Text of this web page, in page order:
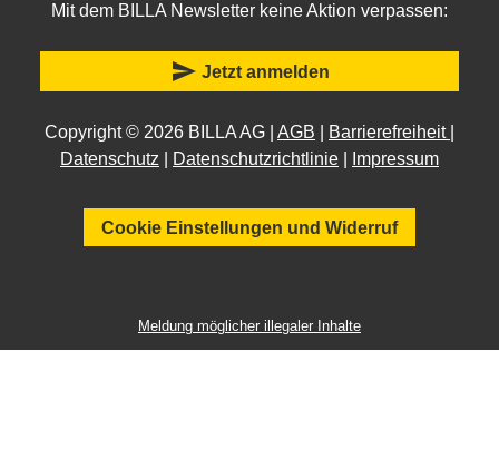
Mit dem BILLA Newsletter keine Aktion verpassen:
send Jetzt anmelden
Copyright © 2026 BILLA AG | AGB Barrierefreiheit
Datenschutz
Datenschutzrichtlinie Impressum
Cookie Einstellungen und Widerruf
Meldung möglicher illegaler Inhalte